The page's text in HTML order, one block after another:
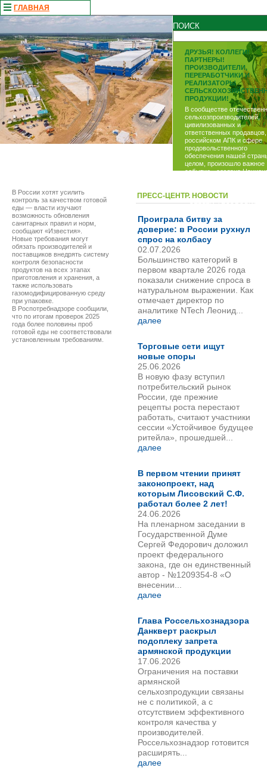
ГЛАВНАЯ
ПОИСК
ДРУЗЬЯ! КОЛЛЕГИ!
ПАРТНЕРЫ!
ПРОИЗВОДИТЕЛИ,
ПЕРЕРАБОТЧИКИ И
РЕАЛИЗАТОРЫ
ПРОДУКЦИИ!
В сообществе
сельхозпроизводителей,
цивилизованных и
ответственных продавцов,
российском АПК и сфере
продовольственного
обеспечения нашей
целом, произошло важное
событие - создана
Президент ассоциации
-СЕРГЕЙ ФЕДОРОВИЧ
Исполнительный директор
ВЛАДИМИР ВАСИЛЬЕВИЧ
ЛИЩУК
В России хотят усилить
контроль за качеством готовой
еды — власти изучают
возможность обновления
санитарных правил и норм,
сообщают «Известия».
Новые требования могут
обязать производителей и
поставщиков внедрять систему
контроля безопасности
продуктов на всех этапах
приготовления и хранения, а
также использовать
газомодифицированную среду
при упаковке.
В Роспотребнадзоре сообщили,
что по итогам проверок 2025
года более половины проб
готовой еды не соответствовали
установленным требованиям.
ПРЕСС-ЦЕНТР. НОВОСТИ
Проиграла битву за
доверие: в России рухнул
спрос на колбасу
02.07.2026
Большинство категорий в
первом квартале 2026 года
показали снижение спроса в
натуральном выражении. Как
отмечает директор по
аналитике NTech Леонид...
далее
Торговые сети ищут
новые опоры
25.06.2026
В новую фазу вступил
потребительский рынок
России, где прежние
рецепты роста перестают
работать, считают участники
сессии «Устойчивое будущее
ритейла», прошедшей...
далее
В первом чтении принят
законопроект, над
которым Лисовский С.Ф.
работал более 2 лет!
24.06.2026
На пленарном заседании в
Государственной Думе
Сергей Федорович доложил
проект федерального
закона, где он единственный
автор - №1209354-8 «О
внесении...
далее
Глава Россельхознадзора
Данкверт раскрыл
подоплеку запрета
армянской продукции
17.06.2026
Ограничения на поставки
армянской
сельхозпродукции связаны
не с политикой, а с
отсутствием эффективного
контроля качества у
производителей.
Россельхознадзор готовится
расширять...
далее